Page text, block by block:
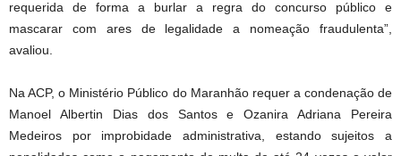
requerida de forma a burlar a regra do concurso público e
mascarar com ares de legalidade a nomeação fraudulenta”,
avaliou.
Na ACP, o Ministério Público do Maranhão requer a condenação de
Manoel Albertin Dias dos Santos e Ozanira Adriana Pereira
Medeiros por improbidade administrativa, estando sujeitos a